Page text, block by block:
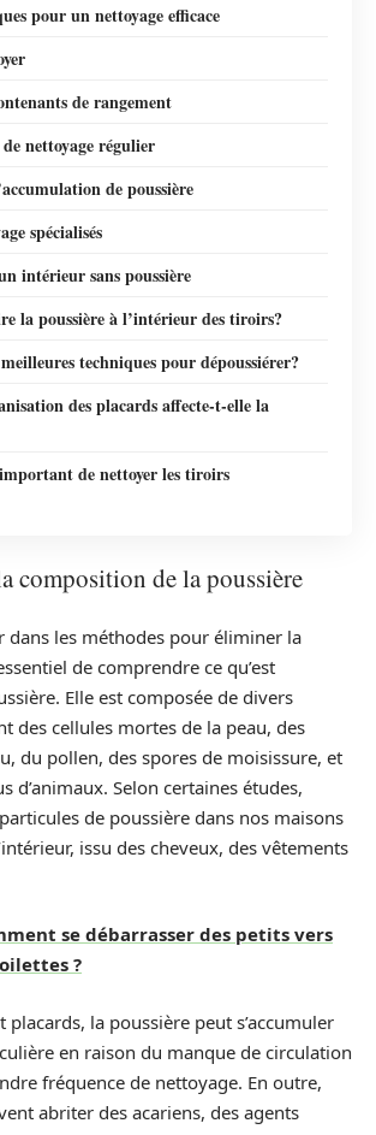
pour un nettoyage efficace
de rangement
nettoyage régulier
de poussière
spécialisés
intérieur sans poussière
la poussière à l’intérieur des tiroirs?
techniques pour dépoussiérer?
des placards affecte-t-elle la
de nettoyer les tiroirs
composition de la poussière
dans les méthodes pour éliminer la
de comprendre ce qu’est
Elle est composée de divers
des cellules mortes de la peau, des
du pollen, des spores de moisissure, et
d’animaux. Selon certaines études,
de poussière dans nos maisons
issu des cheveux, des vêtements
se débarrasser des petits vers
?
placards, la poussière peut s’accumuler
en raison du manque de circulation
fréquence de nettoyage. En outre,
abriter des acariens, des agents